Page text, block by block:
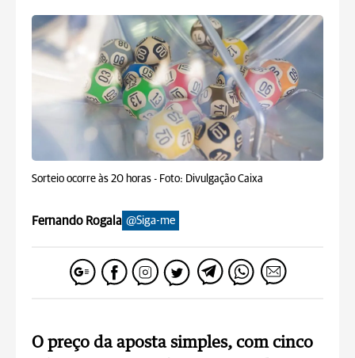
Sorteio ocorre às 20 horas - Foto: Divulgação Caixa
Fernando Rogala @Siga-me
O preço da aposta simples, com cinco